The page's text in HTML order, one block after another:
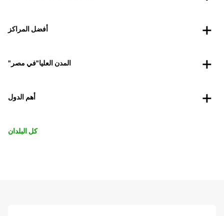
أفضل المراكز
"المدن العليا"في مصر
أهم الدول
كل البلدان